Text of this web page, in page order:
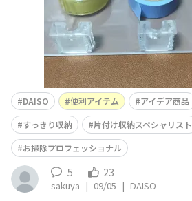
DAISO 便利アイテム アイデア商品
すっきり収納
片付け収納スペシャリスト
お掃除プロフェッショナル
5 23
sakuya | 09/05 | DAISO